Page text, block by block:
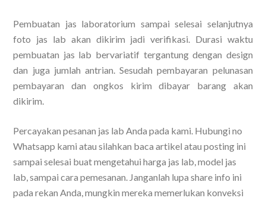
Pembuatan jas laboratorium sampai selesai selanjutnya
foto jas lab akan dikirim jadi verifikasi. Durasi waktu
pembuatan jas lab bervariatif tergantung dengan design
dan juga jumlah antrian. Sesudah pembayaran pelunasan
pembayaran dan ongkos kirim dibayar barang akan
dikirim.
Percayakan pesanan jas lab Anda pada kami. Hubungi no
Whatsapp kami atau silahkan baca artikel atau posting ini
sampai selesai buat mengetahui harga jas lab, model jas
lab, sampai cara pemesanan. Janganlah lupa share info ini
pada rekan Anda, mungkin mereka memerlukan konveksi